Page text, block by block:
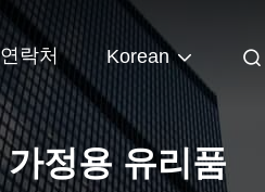
연락처 Korean
가정용 유리품